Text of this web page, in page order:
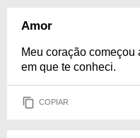
Amor
Meu coração começou
em que te conheci.
COPIAR